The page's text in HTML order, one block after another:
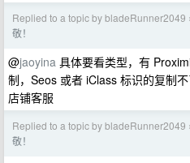
Replied to a topic by bladeRunner2049 ›
敬！
@jaoyina 具体要看类型，有
制，Seos 或者 iClass 标识的复制
店铺客服
Replied to a topic by bladeRunner2049 ›
敬！